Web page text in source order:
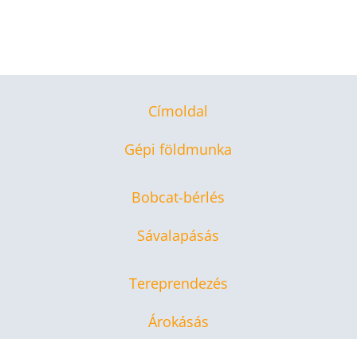
Címoldal
Gépi földmunka
Bobcat-bérlés
Sávalapásás
Tereprendezés
Árokásás